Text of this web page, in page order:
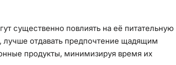
существенно повлиять на её питательную
отдавать предпочтение щадящим
продукты, минимизируя время их